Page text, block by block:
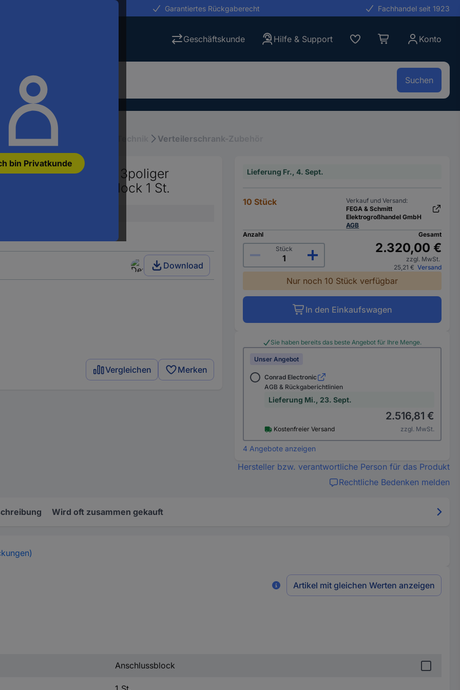
bin Privatkunde
Garantiertes Rückgaberecht Fachhandel seit 1923
Geschäftskunde Hilfe & Support Konto
Suchen
Verteilerschrank-Technik Verteilerschrank-Zubehör
P, Canalis KT, 3poliger
MTZ2 Anschlussblock 1 St.
Download
Vergleichen Merken
Lieferung Fr., 4. Sept.
10 Stück
Verkauf und Versand:
FEGA & Schmitt
Elektrogroßhandel GmbH
AGB
Anzahl
Stück
Gesamt
2.320,00 €
zzgl. MwSt.
25,21 € Versand
Nur noch 10 Stück verfügbar
In den Einkaufswagen
Sie haben bereits das beste Angebot für Ihre Menge.
Unser Angebot
Conrad Electronic
AGB & Rückgaberichtlinien
Lieferung Mi., 23. Sept.
Kostenfreier Versand
2.516,81 €
zzgl. MwSt.
4 Angebote anzeigen
Hersteller bzw. verantwortliche Person für das Produkt
Rechtliche Bedenken melden
Wird oft zusammen gekauft
Artikel mit gleichen Werten anzeigen
Anschlussblock